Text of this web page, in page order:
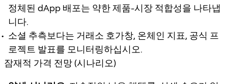
정체된 dApp 배포는 약한 제품-시장 적합성을 나타냅
니다.
소셜 추측보다는 거래소 호가창, 온체인 지표, 공식 프
로젝트 발표를 모니터링하십시오.
잠재적 가격 전망 (시나리오)